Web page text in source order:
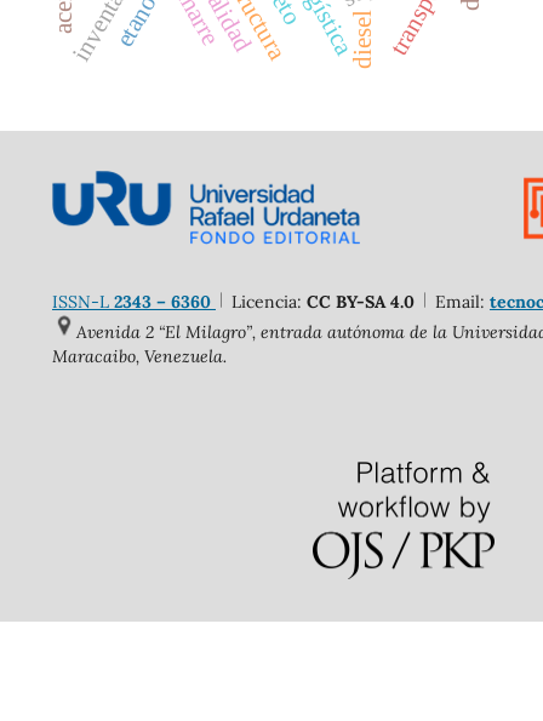
etanol diesel
ISSN-L2343 – 6360 Licencia: CC BY-SA 4.0 Email:
Avenida 2 “El Milagro”, entrada autónoma de la
Maracaibo, Venezuela.